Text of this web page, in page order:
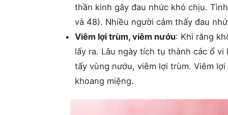
thần kinh gây đau nhức khó chịu.
và 48). Nhiều người cảm thấy đau
Viêm lợi trùm, viêm nướu: Khi răng
lấy ra. Lâu ngày tích tụ thành các ổ
tấy vùng nướu, viêm lợi trùm. Viêm
khoang miệng.